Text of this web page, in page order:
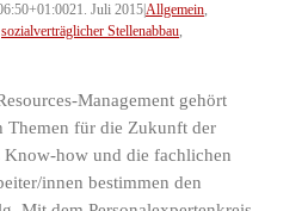
21. Juli 2015Allgemein,
sozialverträglicher Stellenabbau,
Management gehört
Themen für die Zukunft der
Know-how und die fachlichen
innen bestimmen den